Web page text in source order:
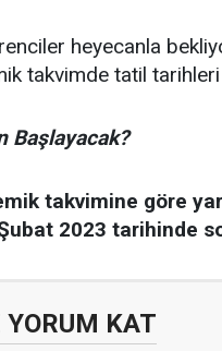
heyecanla
takvimde tatil
Başlayacak?
takvimine göre
2023 tarihinde
YORUM KAT